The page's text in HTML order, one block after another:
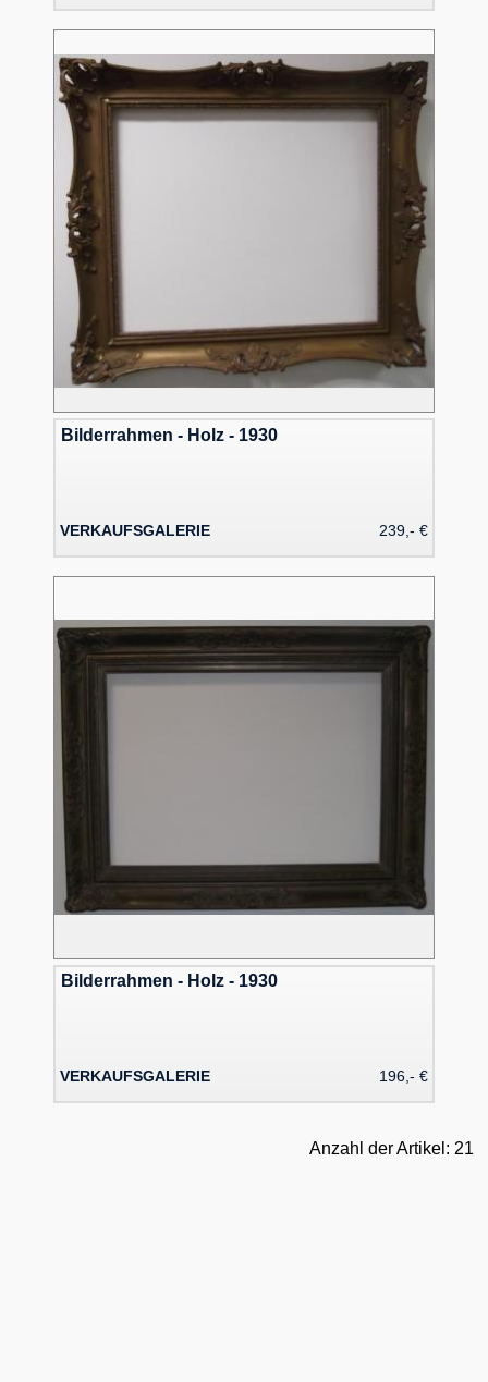
Bilderrahmen - Holz - 1930
VERKAUFSGALERIE 239,- €
Bilderrahmen - Holz - 1930
VERKAUFSGALERIE 196,- €
Anzahl der Artikel: 21